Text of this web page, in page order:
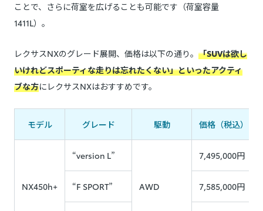
ことで、さらに荷室を広げることも可能です（荷室容量
1411L）。
レクサスNXのグレード展開、価格は以下の通り。 「SUVは欲し
いけれどスポーティな走りは忘れたくない」といったアクティ
ブな方にレクサスNXはおすすめです。
モデル グレード 駆動 価格（税込）
NX450h+
“version L”
AWD
7,495,000円
“F SPORT” 7,585,000円